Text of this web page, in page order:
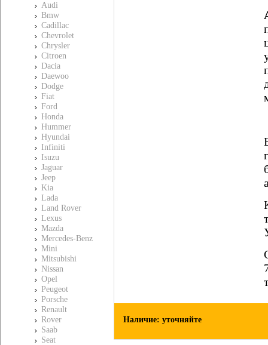
Audi
Bmw
Cadillac
Chevrolet
Chrysler
Citroen
Dacia
Daewoo
Dodge
Fiat
Ford
Honda
Hummer
Hyundai
Infiniti
Isuzu
Jaguar
Jeep
Kia
Lada
Land Rover
Lexus
Mazda
Mercedes-Benz
Mini
Mitsubishi
Nissan
Opel
Peugeot
Porsche
Renault
Rover
Saab
Seat
Наличие: уточняйте